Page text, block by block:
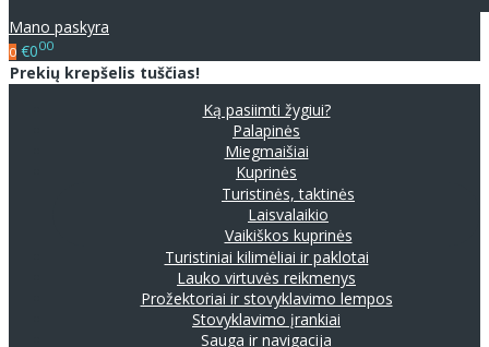
Mano paskyra
0 €000
Prekių krepšelis tuščias!
Ką pasiimti žygiui?
Palapinės
Miegmaišiai
Kuprinės
Turistinės, taktinės
Laisvalaikio
Vaikiškos kuprinės
Turistiniai kilimėliai ir paklotai
Lauko virtuvės reikmenys
Prožektoriai ir stovyklavimo lempos
Stovyklavimo įrankiai
Sauga ir navigacija